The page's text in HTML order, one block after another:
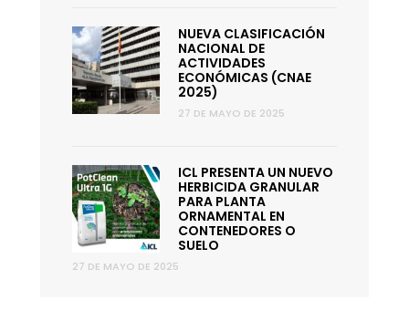
NUEVA CLASIFICACIÓN
NACIONAL DE
ACTIVIDADES
ECONÓMICAS (CNAE
2025)
27 DE MAYO DE 2025
ICL PRESENTA UN NUEVO
HERBICIDA GRANULAR
PARA PLANTA
ORNAMENTAL EN
CONTENEDORES O
SUELO
27 DE MAYO DE 2025